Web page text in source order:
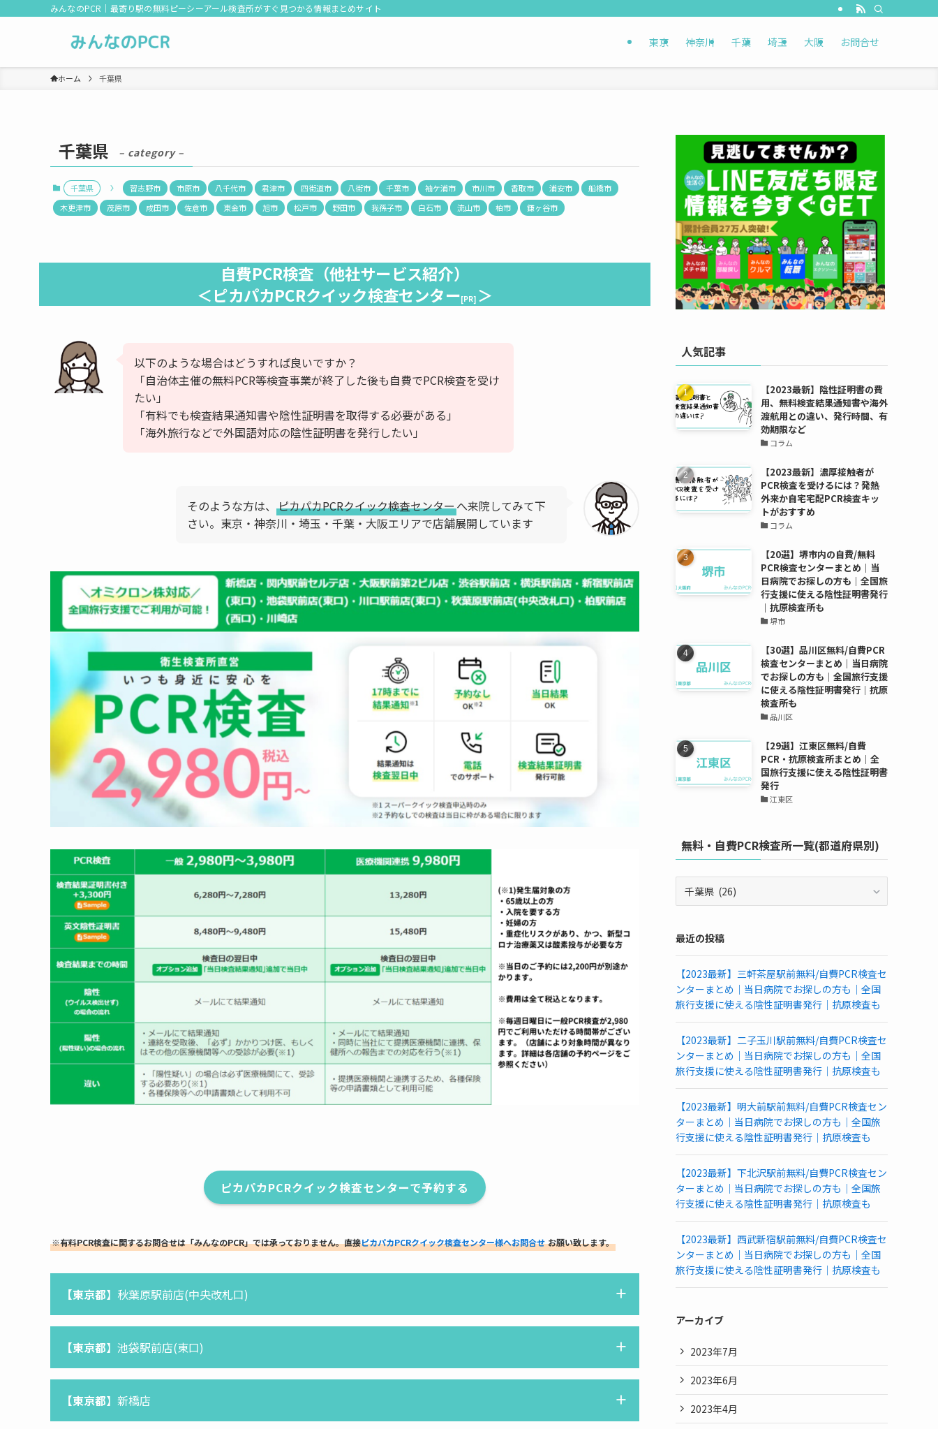
みんなのPCR｜最寄り駅の無料ピーシーアール検査所がすぐ見つかる情報まとめサイト
東京 神奈川 千葉 埼玉 大阪 お問合せ
ホーム 千葉県
千葉県 – category –
千葉県 習志野市 市原市 八千代市 君津市 四街道市 八街市 千葉市 袖ケ浦市 市川市 香取市 浦安市
船橋市
木更津市
茂原市 成田市 佐倉市 東金市 旭市 松戸市 野田市 我孫子市 白石市 流山市 柏市 鎌ヶ谷市
自費PCR検査（他社サービス紹介）
＜ピカパカPCRクイック検査センター[PR] ＞
以下のような場合はどうすれば良いですか？
「自治体主催の無料PCR等検査事業が終了した後も自費でPCR検査を受け
たい」
「有料でも検査結果通知書や陰性証明書を取得する必要がある」
「海外旅行などで外国語対応の陰性証明書を発行したい」
そのような方は、 ピカパカPCRクイック検査センターへ来院してみて下
さい。東京・神奈川・埼玉・千葉・大阪エリアで店舗展開しています
ピカパカPCRクイック検査センターで予約する
※有料PCR検査に関するお問合せは「みんなのPCR」では承っておりません。直接ピカパカPCRクイック検査センター様へお問合せ お願い致します。
【東京都】秋葉原駅前店(中央改札口)
【東京都】池袋駅前店(東口)
【東京都】新橋店
人気記事
【2023最新】陰性証明書の費
用、無料検査結果通知書や海外
渡航用との違い、発行時間、有
効期限など
コラム
【2023最新】濃厚接触者が
PCR検査を受けるには？発熱
外来か自宅宅配PCR検査キッ
トがおすすめ
コラム
【20選】堺市内の自費/無料
PCR検査センターまとめ｜当
日病院でお探しの方も｜全国旅
行支援に使える陰性証明書発行
｜抗原検査所も
堺市
【30選】品川区無料/自費PCR
検査センターまとめ｜当日病院
でお探しの方も｜全国旅行支援
に使える陰性証明書発行｜抗原
検査所も
品川区
【29選】江東区無料/自費
PCR・抗原検査所まとめ｜全
国旅行支援に使える陰性証明書
発行
江東区
無料・自費PCR検査所一覧(都道府県別)
料・
PCR
検
査
所
一
覧
(都
道
府
別)
最近の投稿
【2023最新】三軒茶屋駅前無料/自費PCR検査セ
ンターまとめ｜当日病院でお探しの方も｜全国
旅行支援に使える陰性証明書発行｜抗原検査も
【2023最新】二子玉川駅前無料/自費PCR検査セ
ンターまとめ｜当日病院でお探しの方も｜全国
旅行支援に使える陰性証明書発行｜抗原検査も
【2023最新】明大前駅前無料/自費PCR検査セン
ターまとめ｜当日病院でお探しの方も｜全国旅
行支援に使える陰性証明書発行｜抗原検査も
【2023最新】下北沢駅前無料/自費PCR検査セン
ターまとめ｜当日病院でお探しの方も｜全国旅
行支援に使える陰性証明書発行｜抗原検査も
【2023最新】西武新宿駅前無料/自費PCR検査セ
ンターまとめ｜当日病院でお探しの方も｜全国
旅行支援に使える陰性証明書発行｜抗原検査も
アーカイブ
2023年7月
2023年6月
2023年4月